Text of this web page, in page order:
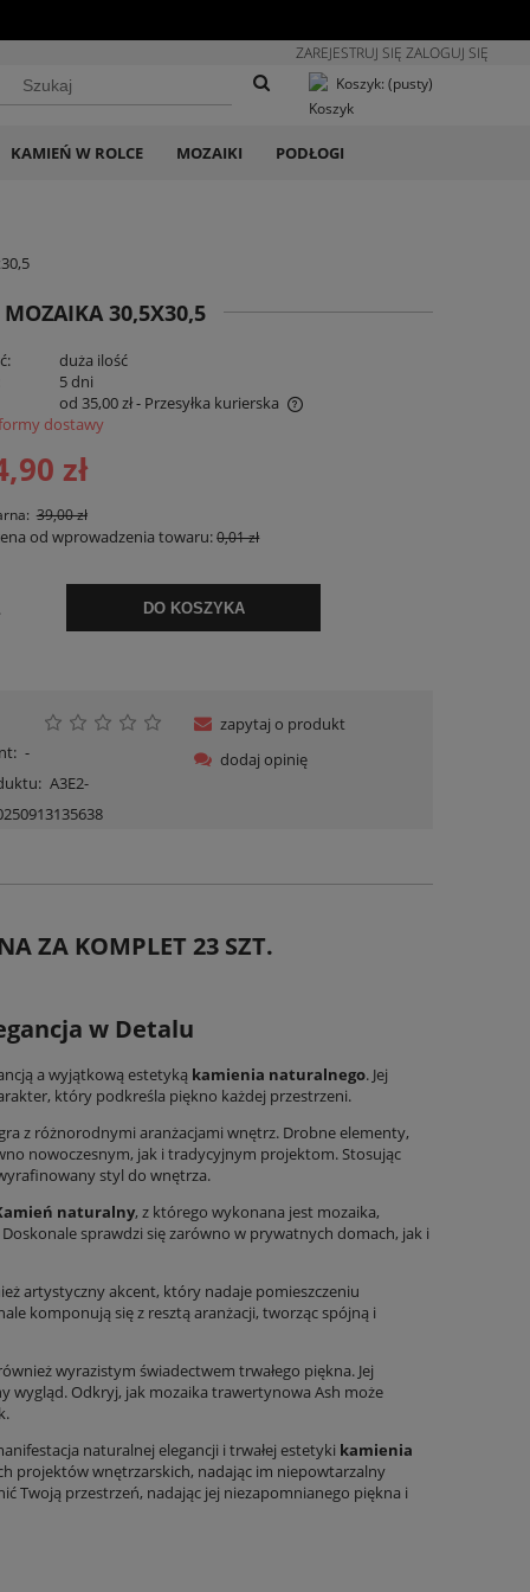
ZAREJESTRUJ SIĘ ZALOGUJ SIĘ
Koszyk: (pusty)
KAMIEŃ W ROLCE MOZAIKI PODŁOGI
MOZAIKA 30,5X30,5
duża ilość
5 dni
od 35,00 zł- Przesyłka kurierska
nie zawiera ewentualnych kosztów
dostawy
zł
39,00 zł
od wprowadzenia towaru:0,01 zł
DO KOSZYKA
-
A3E2-
zapytaj o produkt
dodaj opinię
ZA KOMPLET 23 SZT.
w Detalu
a wyjątkową estetyką kamienia naturalnego. Jej
który podkreśla piękno każdej przestrzeni.
z różnorodnymi aranżacjami wnętrz. Drobne elementy,
nowoczesnym, jak i tradycyjnym projektom. Stosując
styl do wnętrza.
naturalny, z którego wykonana jest mozaika,
sprawdzi się zarówno w prywatnych domach, jak i
artystyczny akcent, który nadaje pomieszczeniu
komponują się z resztą aranżacji, tworząc spójną i
wyrazistym świadectwem trwałego piękna. Jej
wygląd. Odkryj, jak mozaika trawertynowa Ash może
naturalnej elegancji i trwałej estetyki kamienia
projektów wnętrzarskich, nadając im niepowtarzalny
Twoją przestrzeń, nadając jej niezapomnianego piękna i